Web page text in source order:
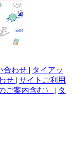
合わせ | タイアッ
せ | サイトご利用
ご案内含む） | タ